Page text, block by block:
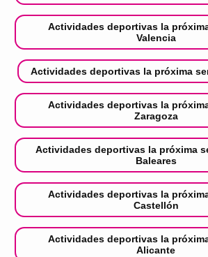
Actividades deportivas la
Valencia
Actividades deportivas la próxima
Actividades deportivas la
Zaragoza
Actividades deportivas la próxima
Baleares
Actividades deportivas la
Castellón
Actividades deportivas la
Alicante